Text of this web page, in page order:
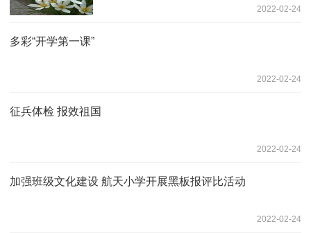
2022-02-24
多彩“开学第一课”
2022-02-24
征兵体检 报效祖国
2022-02-24
加强班级文化建设 航天小学开展黑板报评比活动
2022-02-24